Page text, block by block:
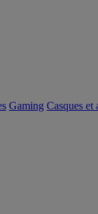
Gaming Casques et